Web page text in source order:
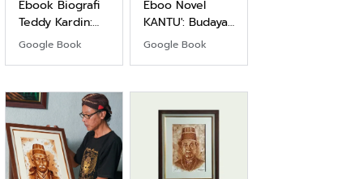
Ebook Biografi
Teddy Kardin:
The Shadow
Google Book
Eboo Novel
KANTU': Budaya
Suku Dayak
Google Book